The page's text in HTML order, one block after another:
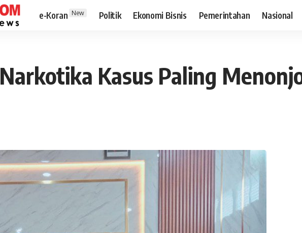
e-Koran New Politik Ekonomi Bisnis Pemerintahan Nasional
Kasus Paling